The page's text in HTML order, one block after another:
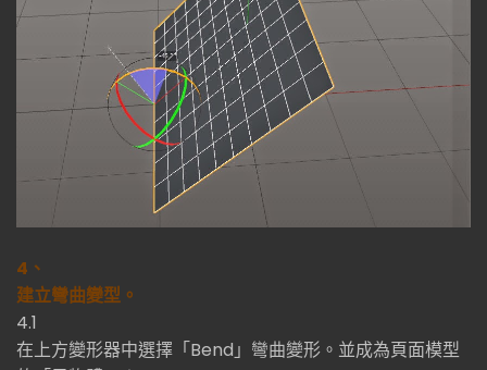
4、
建立彎曲變型。
4.1
在上方變形器中選擇「Bend」彎曲變形。並成為頁面模型